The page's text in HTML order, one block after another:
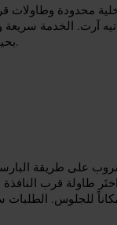
محدودة وطاولات
آرت. الخدمة
بحيث يمكن الحديث أو العمل مع اللابتوب لفترة قصيرة.
على طريقة
طاولة قرب
للجلوس.